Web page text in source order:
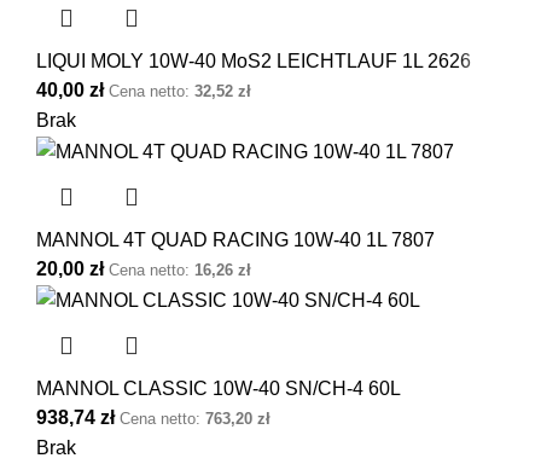
LIQUI MOLY 10W-40 MoS2 LEICHTLAUF 1L 2626
40,00 zł Cena netto: 32,52 zł
Brak
MANNOL 4T QUAD RACING 10W-40 1L 7807
20,00 zł Cena netto: 16,26 zł
MANNOL CLASSIC 10W-40 SN/CH-4 60L
938,74 zł Cena netto: 763,20 zł
Brak